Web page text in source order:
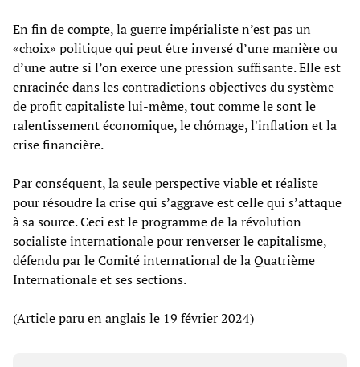
En fin de compte, la guerre impérialiste n’est pas un
«choix» politique qui peut être inversé d’une manière ou
d’une autre si l’on exerce une pression suffisante. Elle est
enracinée dans les contradictions objectives du système
de profit capitaliste lui-même, tout comme le sont le
ralentissement économique, le chômage, l'inflation et la
crise financière.
Par conséquent, la seule perspective viable et réaliste
pour résoudre la crise qui s’aggrave est celle qui s’attaque
à sa source. Ceci est le programme de la révolution
socialiste internationale pour renverser le capitalisme,
défendu par le Comité international de la Quatrième
Internationale et ses sections.
(Article paru en anglais le 19 février 2024)